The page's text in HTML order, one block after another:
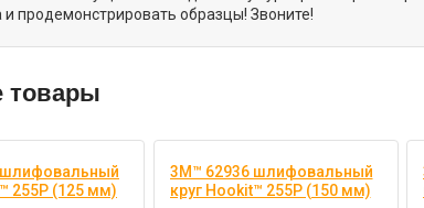
и продемонстрировать образцы! Звоните!
товары
шлифовальный
255P (125 мм)
3M™ 62936 шлифовальный
круг Hookit™ 255P (150 мм)